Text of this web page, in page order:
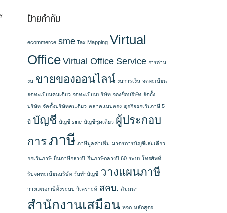
ป้ายกำกับ
ecommerce sme Tax Mapping Virtual
Office Virtual Office Service การอ่าน
งบ ขายของออนไลน์ งบการเงิน จดทะเบียน
จดทะเบียนคนเดียว จดทะเบียนบริษัท จองชื่อบริษัท จัดตั้ง
บริษัท จัดตั้งบริษัทคนเดียว ตลาดแบบตรง ธุรกิจยกเว้นภาษี 5
ปี บัญชี บัญชี sme บัญชีชุดเดียว ผู้ประกอบ
การ ภาษี ภาษีมูลค่าเพิ่ม มาตรการบัญชีเล่มเดียว
ยกเว้นภาษี ยื่นภาษีกลางปี ยื่นภาษีกลางปี 60 ระบบโทรศัพท์
รับจดทะเบียนบริษัท รับทำบัญชี วางแผนภาษี
วางแผนภาษีทั้งระบบ วิเคราะห์ สคบ. สัมมนา
สำนักงานเสมือน หจก หลักสูตร